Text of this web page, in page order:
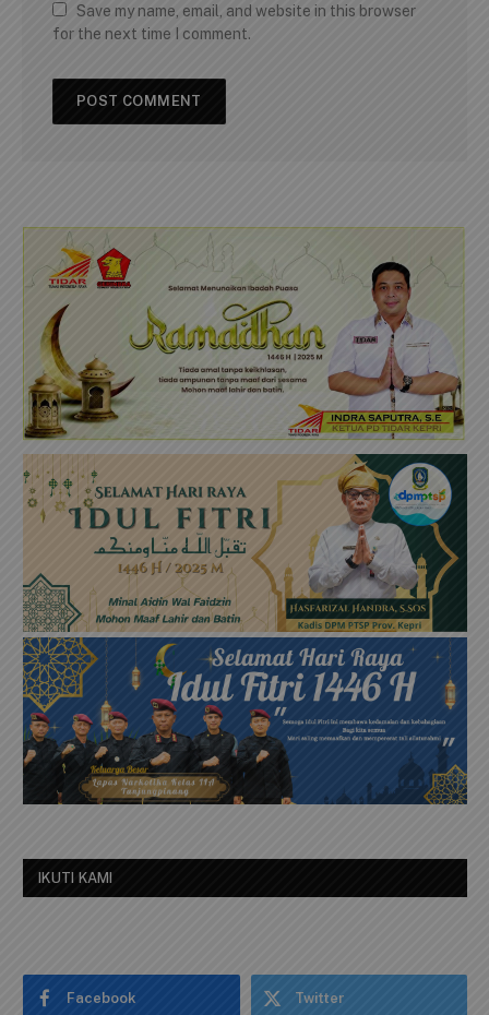
Save my name, email, and website in this browser
for the next time I comment.
IKUTI KAMI
Facebook Twitter